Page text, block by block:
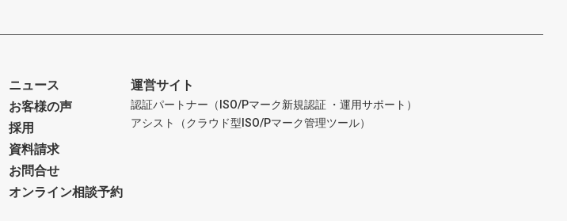
ニュース
お客様の声
採用
資料請求
お問合せ
オンライン相談予約
運営サイト
認証パートナー（ISO/Pマーク新規認証 ・運用サポート）
アシスト（クラウド型ISO/Pマーク管理ツール）